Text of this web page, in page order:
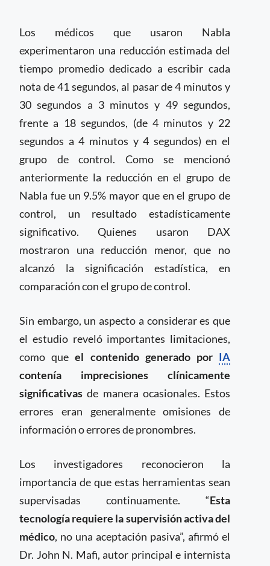
Los médicos que usaron Nabla
experimentaron una reducción estimada del
tiempo promedio dedicado a escribir cada
nota de 41 segundos, al pasar de 4 minutos y
30 segundos a 3 minutos y 49 segundos,
frente a 18 segundos, (de 4 minutos y 22
segundos a 4 minutos y 4 segundos) en el
grupo de control. Como se mencionó
anteriormente la reducción en el grupo de
Nabla fue un 9.5% mayor que en el grupo de
control, un resultado estadísticamente
significativo. Quienes usaron DAX
mostraron una reducción menor, que no
alcanzó la significación estadística, en
comparación con el grupo de control.
Sin embargo, un aspecto a considerar es que
el estudio reveló importantes limitaciones,
como queel contenido generado por IA
contenía imprecisiones clínicamente
significativas de manera ocasionales. Estos
errores eran generalmente omisiones de
información o errores de pronombres.
Los investigadores reconocieron la
importancia de que estas herramientas sean
supervisadas continuamente. “Esta
tecnología requiere la supervisión activa del
médico, no una aceptación pasiva”, afirmó el
Dr. John N. Mafi, autor principal e internista